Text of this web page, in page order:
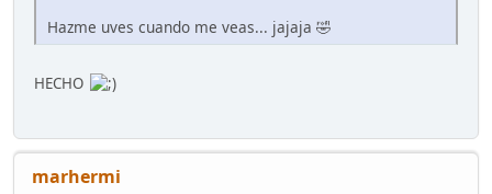
Hazme uves cuando me veas... jajaja 🤣
HECHO
marhermi